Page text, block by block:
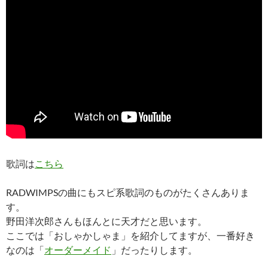
歌詞はこちら
RADWIMPSの曲にもスピ系歌詞のものがたくさんありま
す。
野田洋次郎さんもほんとに天才だと思います。
ここでは「おしゃかしゃま」を紹介してますが、一番好き
なのは「オーダーメイド 」だったりします。